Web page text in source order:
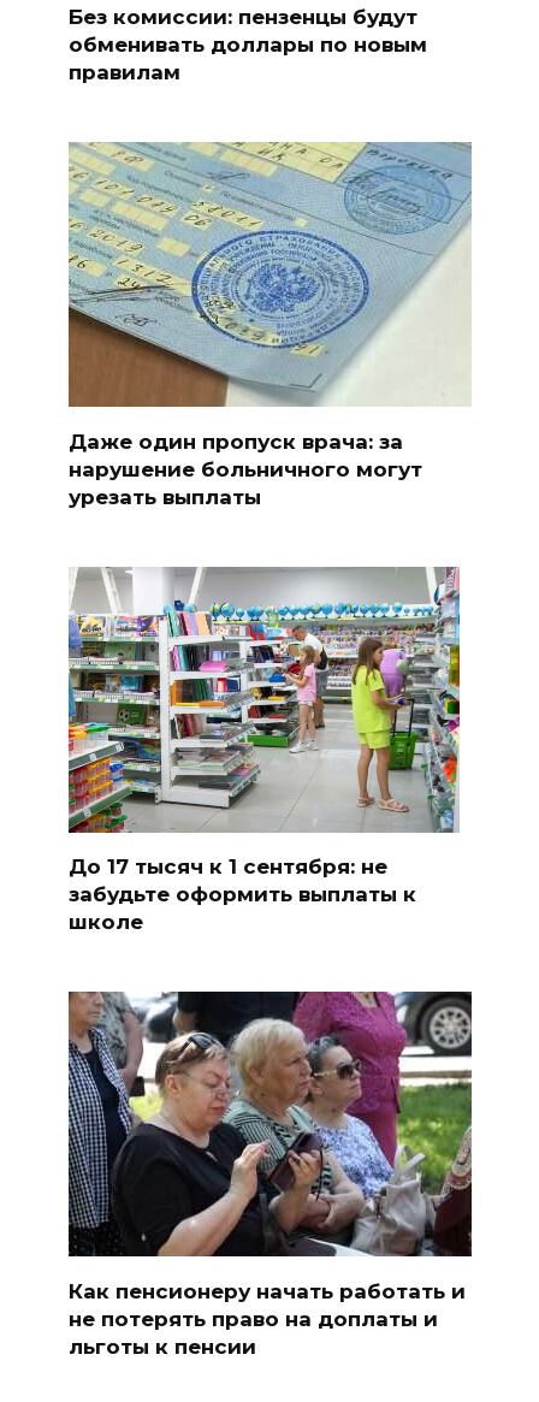
Без комиссии: пензенцы будут
обменивать доллары по новым
правилам
Даже один пропуск врача: за
нарушение больничного могут
урезать выплаты
До 17 тысяч к 1 сентября: не
забудьте оформить выплаты к
школе
Как пенсионеру начать работать и
не потерять право на доплаты и
льготы к пенсии